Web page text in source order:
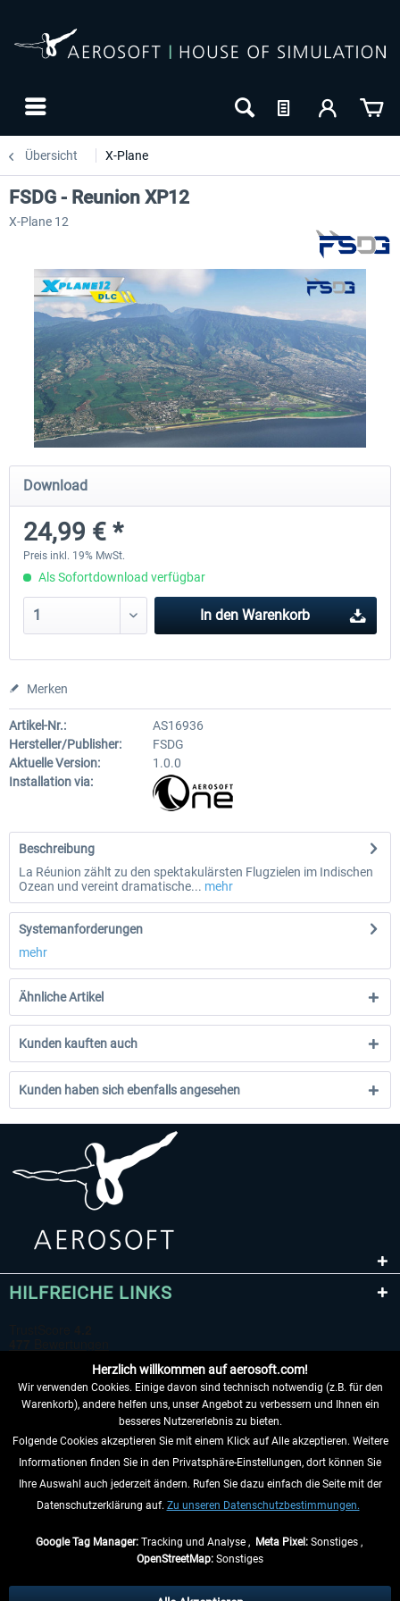
Übersicht X-Plane
Traffic Global for X-Plane 12/11
(Windows)
44,58 € *
X-Plane.org - King Air 350
FSDG - Reunion XP12
X-Plane 12
Download
24,99 € *
Preis inkl. 19% MwSt.
Als Sofortdownload verfügbar
In den Warenkorb
Merken
Artikel-Nr.:
AS16936
Hersteller/Publisher:
FSDG
Aktuelle Version:
1.0.0
Installation via:
Beschreibung
La Réunion zählt zu den spektakulärsten Flugzielen im Indischen
Ozean und vereint dramatische... mehr
Systemanforderungen
mehr
Ähnliche Artikel
Kunden kauften auch
Kunden haben sich ebenfalls angesehen
HILFREICHE LINKS
VERTRAG WIDERRUFEN
INFORMATIONEN
Herzlich willkommen auf aerosoft.com!
Wir verwenden Cookies. Einige davon sind technisch notwendig (z.B. für den
Warenkorb), andere helfen uns, unser Angebot zu verbessern und Ihnen ein
besseres Nutzererlebnis zu bieten.
Folgende Cookies akzeptieren Sie mit einem Klick auf Alle akzeptieren. Weitere
Informationen finden Sie in den Privatsphäre-Einstellungen, dort können Sie
Ihre Auswahl auch jederzeit ändern. Rufen Sie dazu einfach die Seite mit der
Datenschutzerklärung auf. Zu unseren Datenschutzbestimmungen.
Google Tag Manager:Tracking und Analyse , Meta Pixel:Sonstiges ,
OpenStreetMap: Sonstiges